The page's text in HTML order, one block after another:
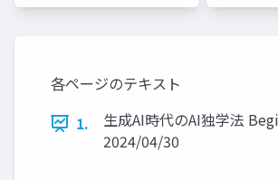
各ページのテキスト
1.
生成AI時代のAI独学法
2024/04/30